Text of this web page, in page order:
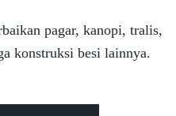
pagar, kanopi, tralis,
konstruksi besi lainnya.